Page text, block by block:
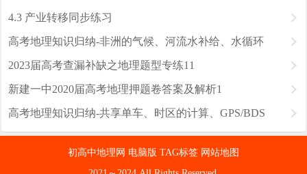
4.3 产业转移同步练习
高考地理知识归纳-非洲的气候、河流水补给、水循环
2023届高考查漏补缺之地理题型专练11
新建一中2020届高考地理押题卷答案及解析1
高考地理知识归纳-共享单车、时区的计算、GPS/BDS
初高中地理网 电脑版 TAG标签 网站地图